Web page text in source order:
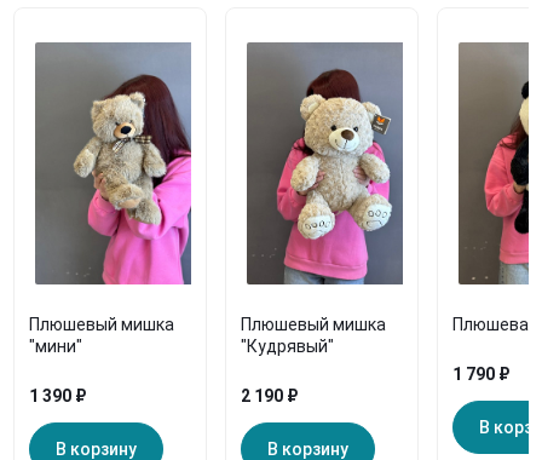
Плюшевый мишка
"мини"
1 390 ₽
В корзину
Плюшевый мишка
"Кудрявый"
2 190 ₽
В корзину
Плюшевая
1 790 ₽
В